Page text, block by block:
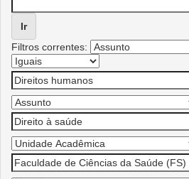
Filtros correntes: